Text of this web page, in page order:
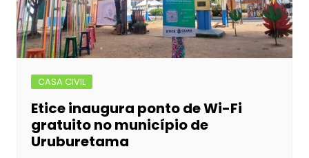
CASA CIVIL
Etice inaugura ponto de Wi-Fi
gratuito no município de
Uruburetama